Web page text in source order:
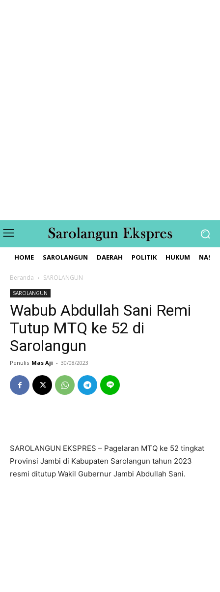
HOME SAROLANGUN DAERAH POLITIK HUKUM
Beranda SAROLANGUN
SAROLANGUN
Wabub Abdullah Sani Remi
Tutup MTQ ke 52 di
Sarolangun
Penulis Mas Aji - 30/08/2023
SAROLANGUN EKSPRES – Pagelaran MTQ ke 52 tingkat
Provinsi Jambi di Kabupaten Sarolangun tahun 2023
resmi ditutup Wakil Gubernur Jambi Abdullah Sani.